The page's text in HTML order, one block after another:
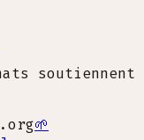
soutiennent
🌱